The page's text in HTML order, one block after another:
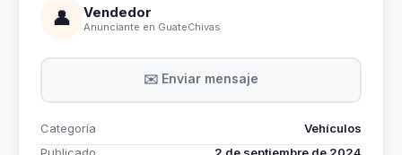
👤 Vendedor
Anunciante en GuateChivas
✉️ Enviar mensaje
Categoría
Vehículos